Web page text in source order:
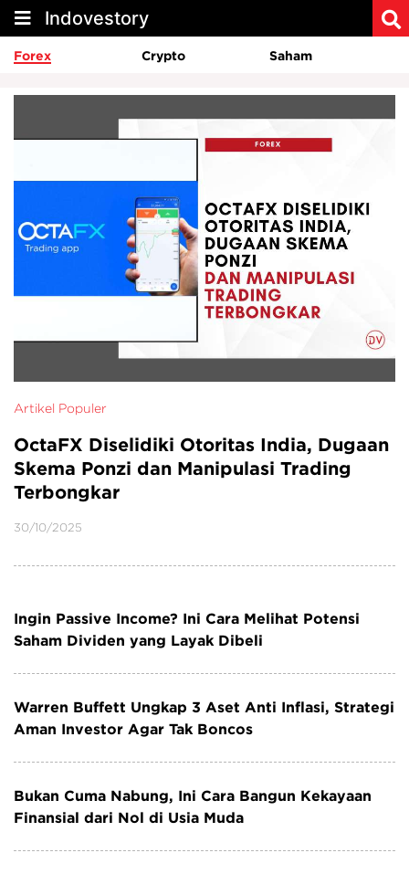
Indovestory
Forex Crypto Saham
Artikel Populer
OctaFX Diselidiki Otoritas India, Dugaan
Skema Ponzi dan Manipulasi Trading
Terbongkar
30/10/2025
Ingin Passive Income? Ini Cara Melihat Potensi
Saham Dividen yang Layak Dibeli
Warren Buffett Ungkap 3 Aset Anti Inflasi, Strategi
Aman Investor Agar Tak Boncos
Bukan Cuma Nabung, Ini Cara Bangun Kekayaan
Finansial dari Nol di Usia Muda